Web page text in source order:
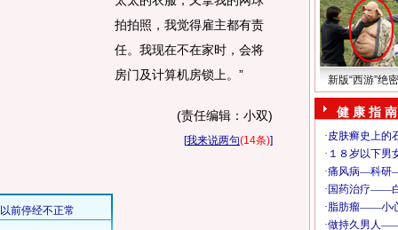
拍拍照，我觉得雇主都有责
任。我现在不在家时，会将
房门及计算机房锁上。”
(责任编辑：小双)
[我来说两句(14条)]
新版“西游”绝
健 康 指 南